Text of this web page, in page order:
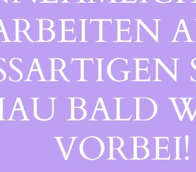
BALD
ORBEI!